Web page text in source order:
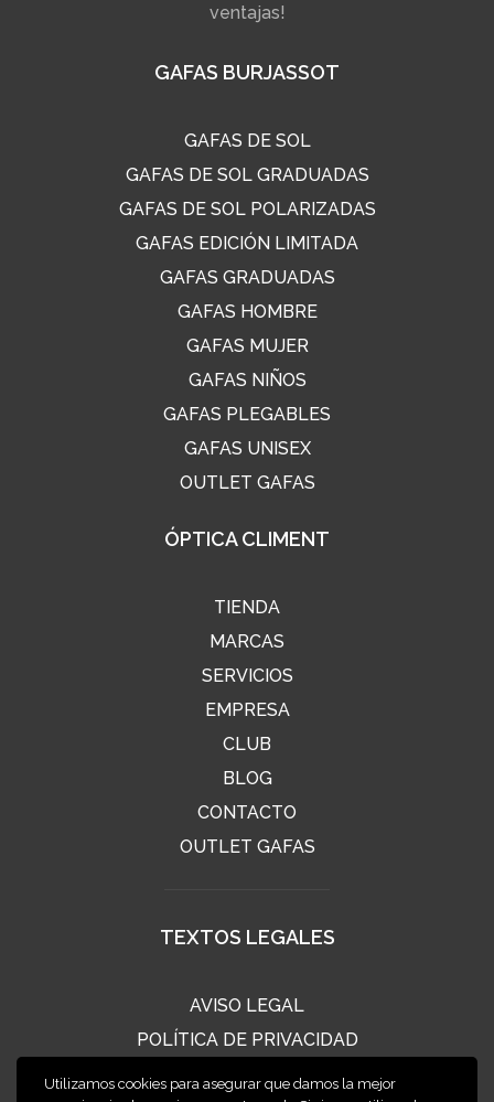
ventajas!
GAFAS BURJASSOT
GAFAS DE SOL
GAFAS DE SOL GRADUADAS
GAFAS DE SOL POLARIZADAS
GAFAS EDICIÓN LIMITADA
GAFAS GRADUADAS
GAFAS HOMBRE
GAFAS MUJER
GAFAS NIÑOS
GAFAS PLEGABLES
GAFAS UNISEX
OUTLET GAFAS
ÓPTICA CLIMENT
TIENDA
MARCAS
SERVICIOS
EMPRESA
CLUB
BLOG
CONTACTO
OUTLET GAFAS
TEXTOS LEGALES
AVISO LEGAL
POLÍTICA DE PRIVACIDAD
POLÍTICA DE COOKIES
Utilizamos cookies para asegurar que damos la mejor